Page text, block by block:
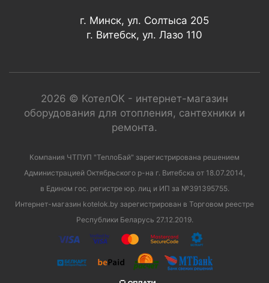
г. Минск, ул. Солтыса 205
г. Витебск, ул. Лазо 110
2026 © КотелОК - интернет-магазин
оборудования для отопления, сантехники и
ремонта.
Компания ЧТПУП "ТеплоБай" зарегистрирована решением
Администрацией Октябрьского р-на г. Витебска от 18.07.2014,
в Едином гос. регистре юр. лиц и ИП за №391395755.
Интернет-магазин kotelok.by зарегистрирован в Торговом реестре
Республики Беларусь 27.12.2019.